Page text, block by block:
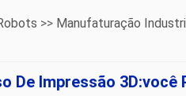
>> Manufaturação
De Impressão 3D:você